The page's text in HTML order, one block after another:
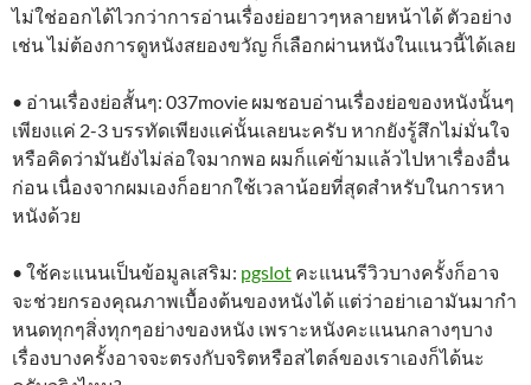
ไม่ใช่ออกได้ไวกว่าการอ่านเรื่องย่อยาวๆหลายหน้าได้ ตัวอย่าง
เช่น ไม่ต้องการดูหนังสยองขวัญ ก็เลือกผ่านหนังในแนวนี้ได้เลย
• อ่านเรื่องย่อสั้นๆ: 037movie ผมชอบอ่านเรื่องย่อของหนังนั้นๆ
เพียงแค่ 2-3 บรรทัดเพียงแค่นั้นเลยนะครับ หากยังรู้สึกไม่มั่นใจ
หรือคิดว่ามันยังไม่ล่อใจมากพอ ผมก็แค่ข้ามแล้วไปหาเรื่องอื่น
ก่อน เนื่องจากผมเองก็อยากใช้เวลาน้อยที่สุดสำหรับในการหา
หนังด้วย
• ใช้คะแนนเป็นข้อมูลเสริม: pgslot คะแนนรีวิวบางครั้งก็อาจ
จะช่วยกรองคุณภาพเบื้องต้นของหนังได้ แต่ว่าอย่าเอามันมากำ
หนดทุกๆสิ่งทุกๆอย่างของหนัง เพราะหนังคะแนนกลางๆบาง
เรื่องบางครั้งอาจจะตรงกับจริตหรือสไตล์ของเราเองก็ได้นะ